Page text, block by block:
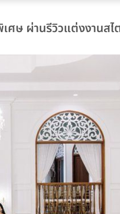
ศษ ผ่านรีวิวแต่งงานสไ